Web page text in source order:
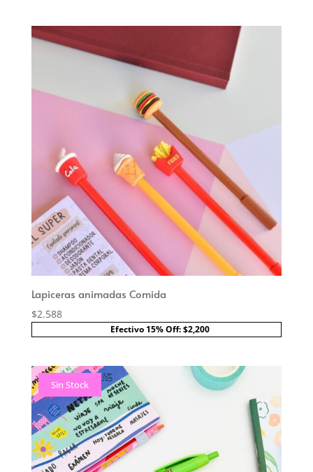
Lapiceras animadas Comida
$2.588
Efectivo 15% Off: $2,200
Sin Stock